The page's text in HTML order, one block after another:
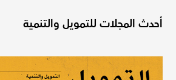
أحدث المجلات للتمويل والتنمية